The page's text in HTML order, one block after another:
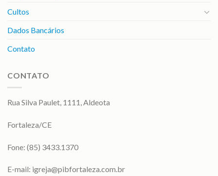
Cultos
Dados Bancários
Contato
CONTATO
Rua Silva Paulet, 1111, Aldeota
Fortaleza/CE
Fone: (85) 3433.1370
E-mail: igreja@pibfortaleza.com.br